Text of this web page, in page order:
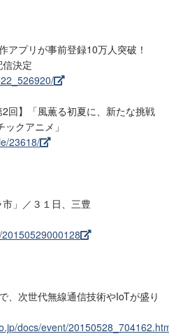
アプリが事前登録10万人突破！
決定
2回】「風薫る初夏に、新たな挑戦
クアニメ」
23618/
」／３１日、三豊
、次世代無線通信技術やIoTが盛り
docs/event/